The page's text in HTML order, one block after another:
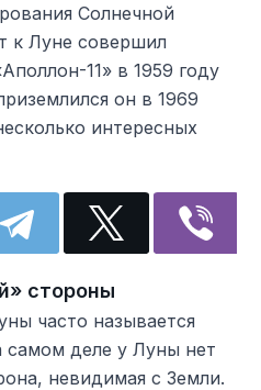
Солнечной
к Луне совершил
11» в 1959 году
он в 1969
интересных
стороны
часто называется
самом деле у Луны нет
невидимая с Земли.